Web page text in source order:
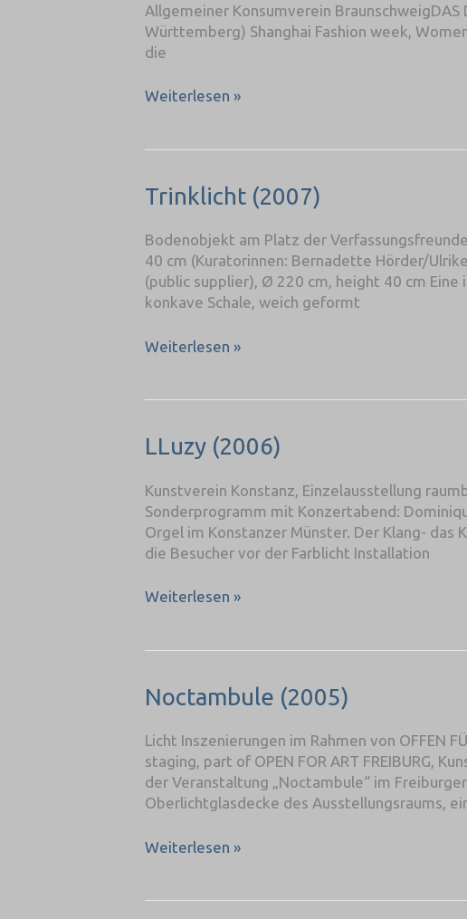
Allgemeiner Konsumverein BraunschweigDAS
Württemberg) Shanghai Fashion week,
die
Weiterlesen »
Trinklicht (2007)
Bodenobjekt am Platz der
40 cm (Kuratorinnen: Bernadette Hörder/
(public supplier), Ø 220 cm, height 40 cm
konkave Schale, weich geformt
Trinklicht
Weiterlesen »
LLuzy (2006)
Kunstverein Konstanz, Einzelausstellung
Sonderprogramm mit Konzertabend:
Orgel im Konstanzer Münster. Der Klang- das
die Besucher vor der Farblicht Installation
LLuzy
Weiterlesen »
Noctambule (2005)
Licht Inszenierungen im Rahmen von OFFEN
staging, part of OPEN FOR ART FREIBURG,
der Veranstaltung „Noctambule“ im
Oberlichtglasdecke des Ausstellungsraums,
Noctambule
Weiterlesen »